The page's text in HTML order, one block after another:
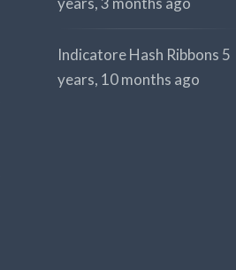
Indicatore Hash Ribbons 5
years, 10 months ago